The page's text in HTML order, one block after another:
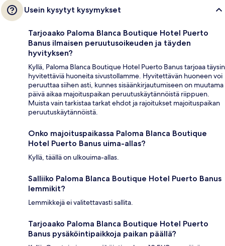
Usein kysytyt kysymykset
Tarjoaako Paloma Blanca Boutique Hotel Puerto
Banus ilmaisen peruutusoikeuden ja täyden
hyvityksen?
Kyllä, Paloma Blanca Boutique Hotel Puerto Banus tarjoaa täysin
hyvitettäviä huoneita sivustollamme. Hyvitettävän huoneen voi
peruuttaa siihen asti, kunnes sisäänkirjautumiseen on muutama
päivä aikaa majoituspaikan peruutuskäytännöistä riippuen.
Muista vain tarkistaa tarkat ehdot ja rajoitukset majoituspaikan
peruutuskäytännöistä.
Onko majoituspaikassa Paloma Blanca Boutique
Hotel Puerto Banus uima-allas?
Kyllä, täällä on ulkouima-allas.
Salliiko Paloma Blanca Boutique Hotel Puerto Banus
lemmikit?
Lemmikkejä ei valitettavasti sallita.
Tarjoaako Paloma Blanca Boutique Hotel Puerto
Banus pysäköintipaikkoja paikan päällä?